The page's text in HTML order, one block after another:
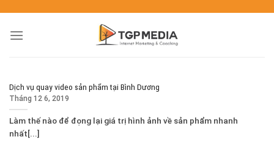
Dịch vụ quay video sản phẩm tại Bình Dương
Tháng 12 6, 2019
Làm thế nào để đọng lại giá trị hình ảnh về sản phẩm nhanh
nhất[...]